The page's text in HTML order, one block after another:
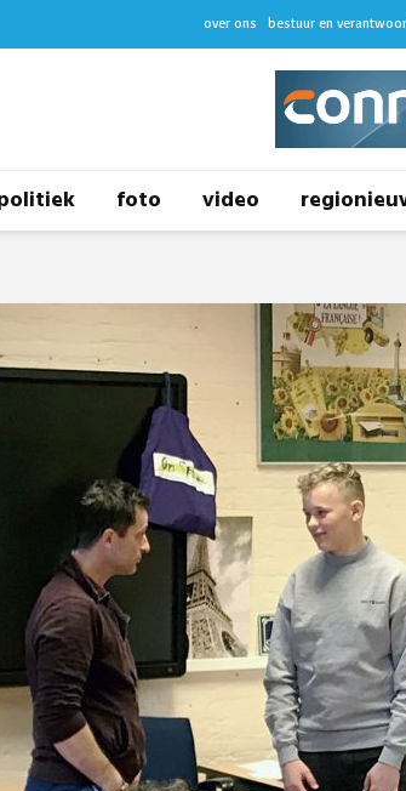
over ons bestuur en
foto video
Omgeving Deken
Doctor Mulderstraat
Bemmel wordt
éénrichtingsverkeer
30 juli 2026
Buurt klaar voor
noodsituaties:
gemeente deelt